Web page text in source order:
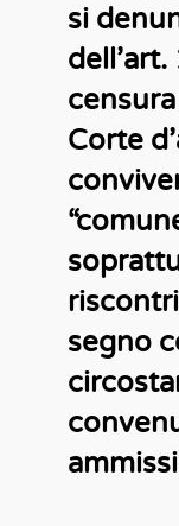
si
Corte
segno